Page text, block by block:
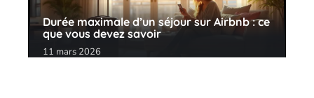
Durée maximale d’un séjour sur Airbnb : ce
que vous devez savoir
11 mars 2026